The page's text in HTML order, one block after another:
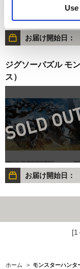
お届け開始日：
ジグソーパズル モ
ス）
お届け開始日：
[1
ホーム > モンスターハンタ